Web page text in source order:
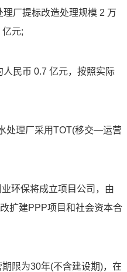
厂提标改造处理规模 2 万
元;
民币 0.7 亿元，按照实际
处理厂采用TOT(移交—运营
环保将成立项目公司，由
扩建PPP项目和社会资本合
限为30年(不含建设期)，在